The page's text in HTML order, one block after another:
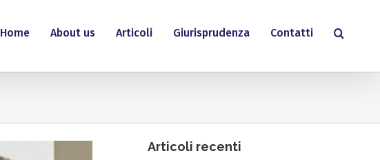
Home About us Articoli Giurisprudenza Contatti
Articoli recenti